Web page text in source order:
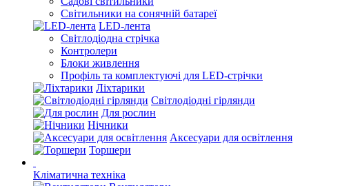
Світильники на сонячній батареї
LED-лента
Світлодіодна стрічка
Контролери
Блоки живлення
Профіль та комплектуючі для LED-стрічки
Ліхтарики
Світлодіодні гірлянди
Для рослин
Нічники
Аксесуари для освітлення
Торшери
Кліматична техніка